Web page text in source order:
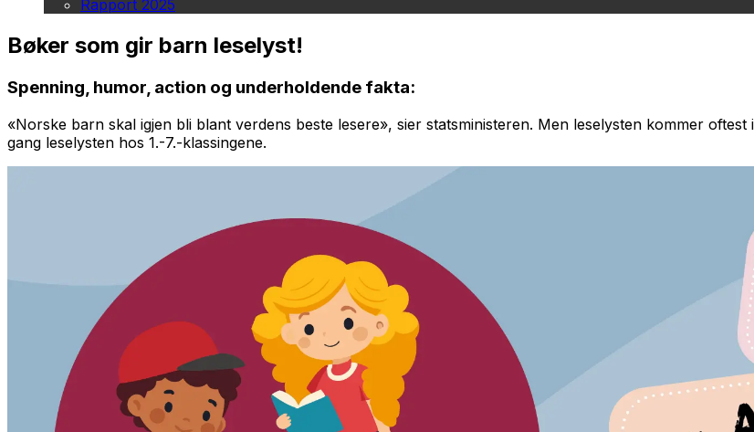
Rapport 2025
Bøker som gir barn leselyst!
Spenning, humor, action og underholdende fakta:
«Norske barn skal igjen bli blant verdens beste lesere», sier statsministeren. Men leselysten kommer
gang leselysten hos 1.-7.-klassingene.